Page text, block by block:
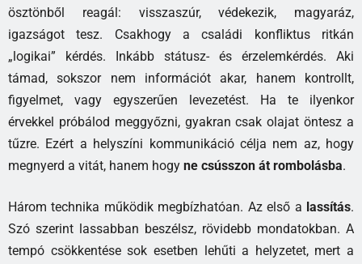
ösztönből reagál: visszaszúr, védekezik, magyaráz,
igazságot tesz. Csakhogy a családi konfliktus ritkán
„logikai” kérdés. Inkább státusz- és érzelemkérdés. Aki
támad, sokszor nem információt akar, hanem kontrollt,
figyelmet, vagy egyszerűen levezetést. Ha te ilyenkor
érvekkel próbálod meggyőzni, gyakran csak olajat öntesz a
tűzre. Ezért a helyszíni kommunikáció célja nem az, hogy
megnyerd a vitát, hanem hogy ne csússzon át rombolásba.
Három technika működik megbízhatóan. Az első a lassítás.
Szó szerint lassabban beszélsz, rövidebb mondatokban. A
tempó csökkentése sok esetben lehűti a helyzetet, mert a